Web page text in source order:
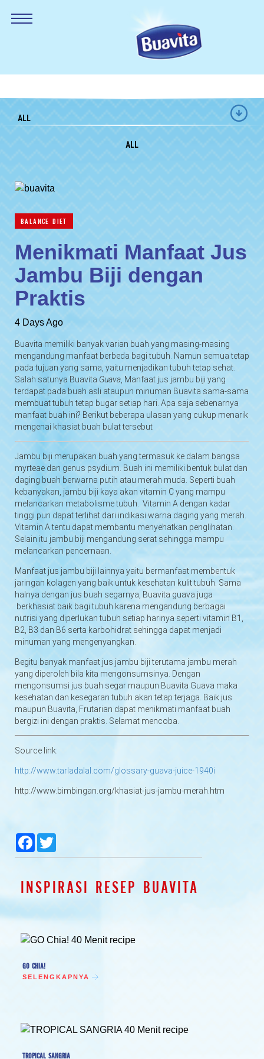
ALL
ALL
BALANCE DIET
Menikmati Manfaat Jus
Jambu Biji dengan
Praktis
4 Days Ago
Buavita memiliki banyak varian buah yang masing-masing
mengandung manfaat berbeda bagi tubuh. Namun semua tetap
pada tujuan yang sama, yaitu menjadikan tubuh tetap sehat.
Salah satunya Buavita Guava , Manfaat jus jambu biji yang
terdapat pada buah asli ataupun minuman Buavita sama-sama
membuat tubuh tetap bugar setiap hari. Apa saja sebenarnya
manfaat buah ini? Berikut beberapa ulasan yang cukup menarik
mengenai khasiat buah bulat tersebut
Jambu biji merupakan buah yang termasuk ke dalam bangsa
myrteae dan genus psydium. Buah ini memiliki bentuk bulat dan
daging buah berwarna putih atau merah muda. Seperti buah
kebanyakan, jambu biji kaya akan vitamin C yang mampu
melancarkan metabolisme tubuh. Vitamin A dengan kadar
tinggi pun dapat terlihat dari indikasi warna daging yang merah.
Vitamin A tentu dapat membantu menyehatkan penglihatan.
Selain itu jambu biji mengandung serat sehingga mampu
melancarkan pencernaan.
Manfaat jus jambu biji lainnya yaitu bermanfaat membentuk
jaringan kolagen yang baik untuk kesehatan kulit tubuh. Sama
halnya dengan jus buah segarnya, Buavita guava juga
berkhasiat baik bagi tubuh karena mengandung berbagai
nutrisi yang diperlukan tubuh setiap harinya seperti vitamin B1,
B2, B3 dan B6 serta karbohidrat sehingga dapat menjadi
minuman yang mengenyangkan.
Begitu banyak manfaat jus jambu biji terutama jambu merah
yang diperoleh bila kita mengonsumsinya. Dengan
mengonsumsi jus buah segar maupun Buavita Guava maka
kesehatan dan kesegaran tubuh akan tetap terjaga. Baik jus
maupun Buavita, Frutarian dapat menikmati manfaat buah
bergizi ini dengan praktis. Selamat mencoba.
Source link:
http://www.tarladalal.com/glossary-guava-juice-1940i
http://www.bimbingan.org/khasiat-jus-jambu-merah.htm
null
Facebook
null null
null
INSPIRASI RESEP BUAVITA
GO CHIA!
SELENGKAPNYA
TROPICAL SANGRIA